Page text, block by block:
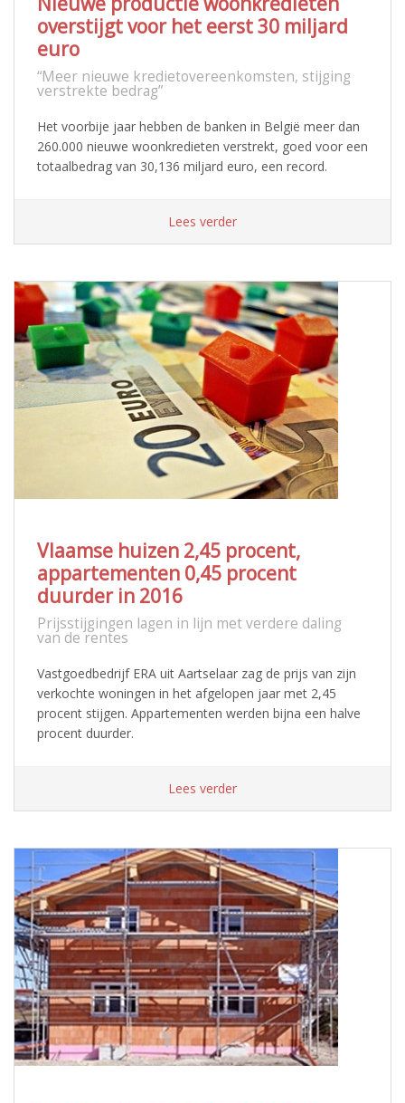
overstijgt voor het eerst 30 miljard
euro
“Meer nieuwe kredietovereenkomsten, stijging
verstrekte bedrag”
Het voorbije jaar hebben de banken in België meer dan
260.000 nieuwe woonkredieten verstrekt, goed voor een
totaalbedrag van 30,136 miljard euro, een record.
Lees verder
Vlaamse huizen 2,45 procent,
appartementen 0,45 procent
duurder in 2016
Prijsstijgingen lagen in lijn met verdere daling
van de rentes
Vastgoedbedrijf ERA uit Aartselaar zag de prijs van zijn
verkochte woningen in het afgelopen jaar met 2,45
procent stijgen. Appartementen werden bijna een halve
procent duurder.
Lees verder